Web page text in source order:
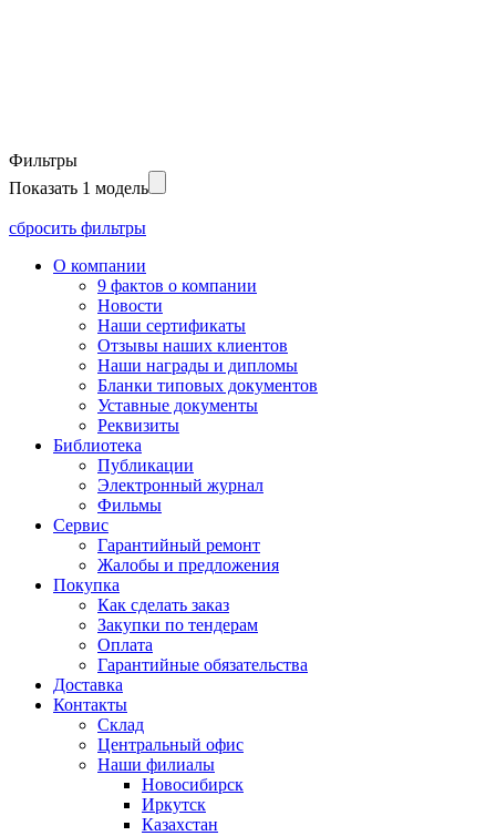
Фильтры
Показать 1 модель
сбросить фильтры
О компании
9 фактов о компании
Новости
Наши сертификаты
Отзывы наших клиентов
Наши награды и дипломы
Бланки типовых документов
Уставные документы
Реквизиты
Библиотека
Публикации
Электронный журнал
Фильмы
Сервис
Гарантийный ремонт
Жалобы и предложения
Покупка
Как сделать заказ
Закупки по тендерам
Оплата
Гарантийные обязательства
Доставка
Контакты
Склад
Центральный офис
Наши филиалы
Новосибирск
Иркутск
Казахстан